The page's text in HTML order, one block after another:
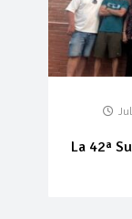
Jul
La 42ª